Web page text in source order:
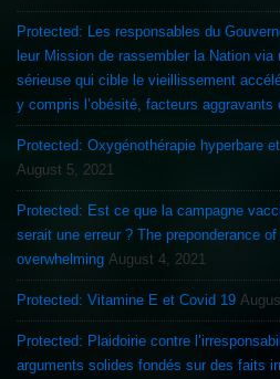
Protected: Les responsables du
leur Mission de rassembler la Nation via
sérieuse qui cible le vieillissement
y compris l’obésité, facteurs aggravants
Protected: Oxygénothérapie hyperbare
August 5, 2021
Protected: Est ce que la campagne
serait une erreur ? The preponderance
overwhelming August 4, 2021
Protected: Vitamine E et Covid 19
Protected: Plaidoirie contre
arguments solides fondés sur des faits